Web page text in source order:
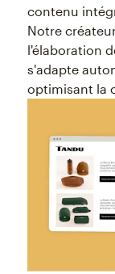
contenu
Notre
l'élaboration
s'adapte
optimisant la